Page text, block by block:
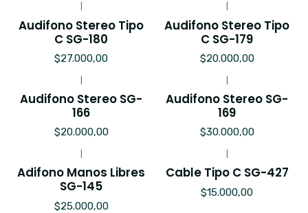
Audifono Stereo Tipo
C SG-180
$27.000,00
Audifono Stereo Tipo
C SG-179
$20.000,00
Audifono Stereo SG-
166
$20.000,00
Audifono Stereo SG-
169
$30.000,00
Adifono Manos Libres
SG-145
$25.000,00
Cable Tipo C SG-427
$15.000,00